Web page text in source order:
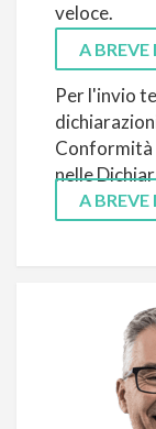
veloce.
A
Per l'invio
Conformità
nelle
A